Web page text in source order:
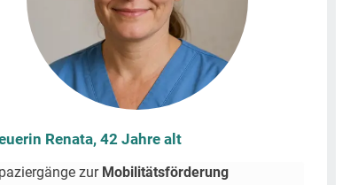
Renata, 42 Jahre alt
zur Mobilitätsförderung